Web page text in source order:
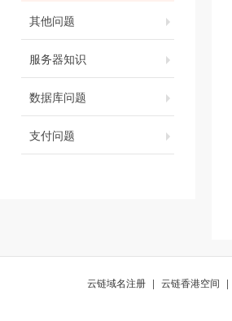
其他问题
服务器知识
数据库问题
支付问题
云链域名注册 | 云链香港空间 |